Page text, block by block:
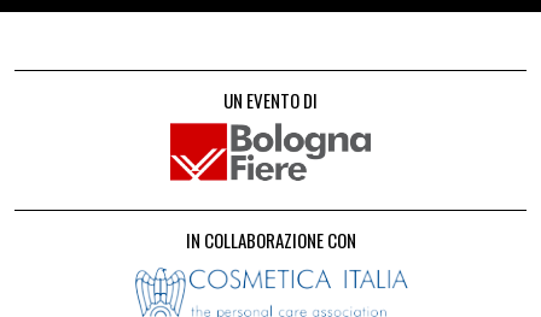
UN EVENTO DI
IN COLLABORAZIONE CON